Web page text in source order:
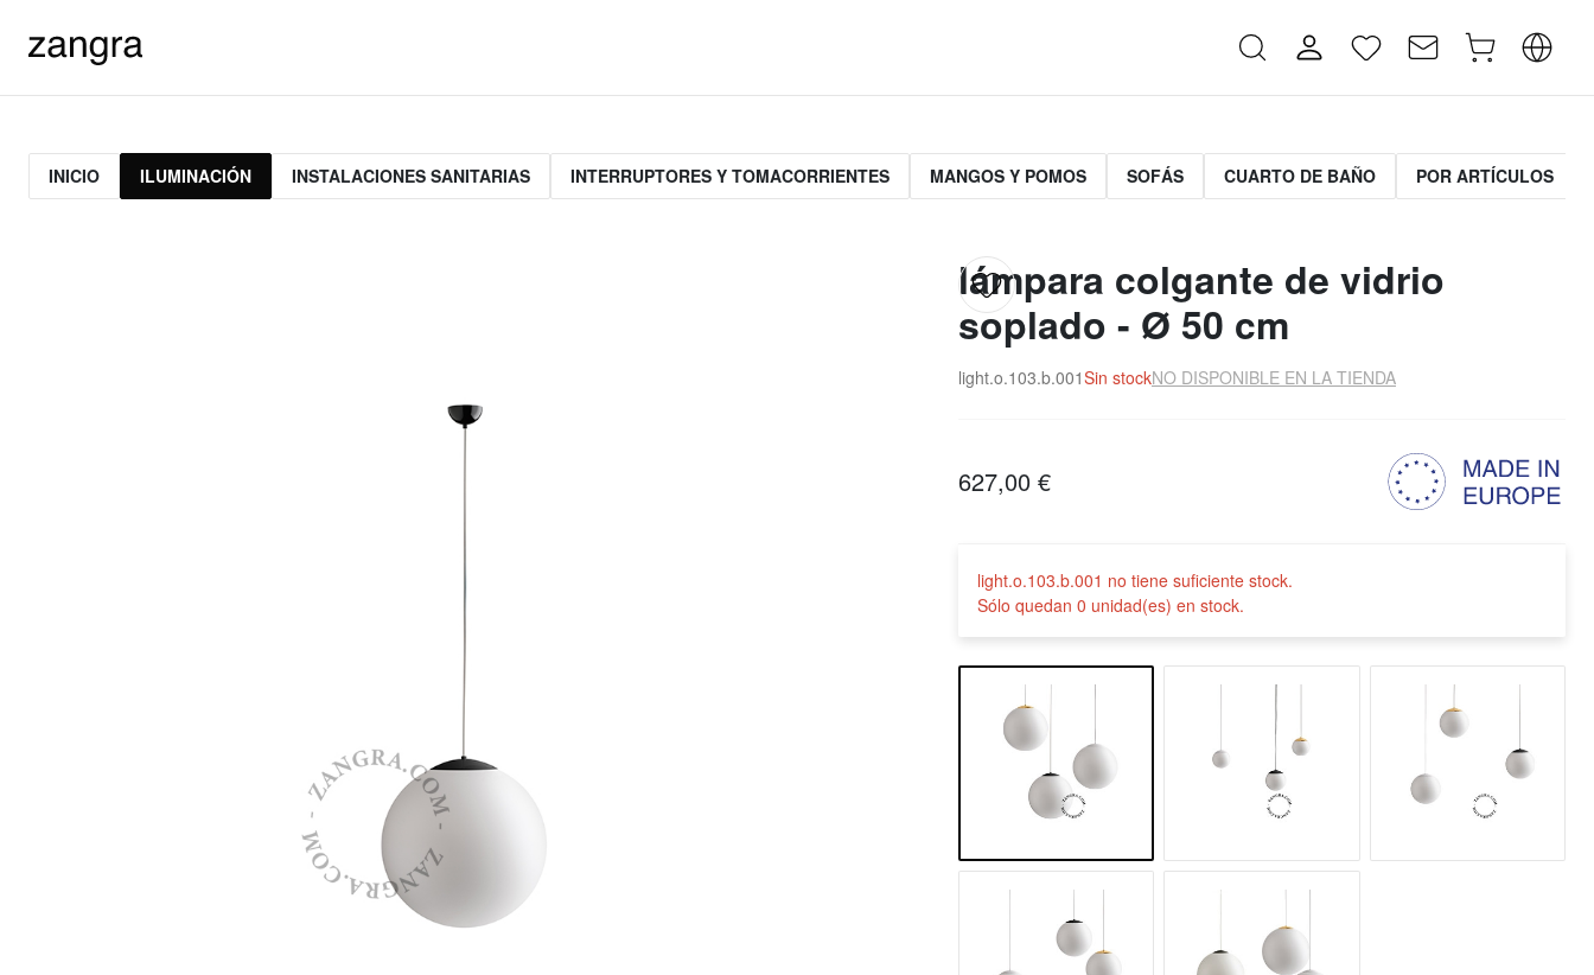
INICIO ILUMINACIÓN INSTALACIONES SANITARIAS INTERRUPTORES Y TOMACORRIENTES MANGOS Y POMOS SOFÁS CUARTO DE BAÑO POR ARTÍCULOS
lámpara colgante de vidrio
soplado - Ø 50 cm
light.o.103.b.001Sin stockNO DISPONIBLE EN LA TIENDA
627,00 €
light.o.103.b.001 no tiene suficiente stock.
Sólo quedan 0 unidad(es) en stock.